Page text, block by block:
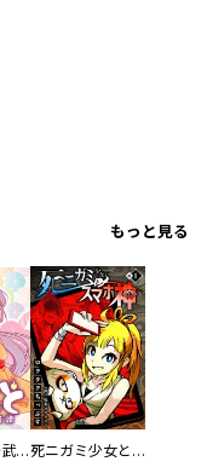
もっと見る
かのとこと～武蔵花町怪話譚～ 【連載版】 死ニガミ少女とスマホ神